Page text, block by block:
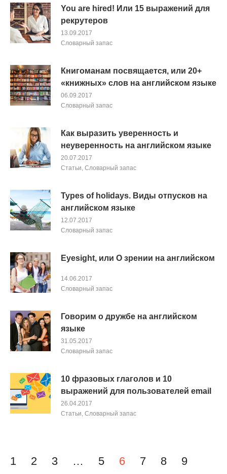
You are hired! Или 15 выражений для
рекрутеров
13.09.2017
Словарный запас
Книгоманам посвящается, или 20+
«книжных» слов на английском языке
06.09.2017
Словарный запас
Как выразить уверенность и
неуверенность на английском языке
20.07.2017
Cтатьи, Словарный запас
Types of holidays. Виды отпусков на
английском языке
12.07.2017
Словарный запас
Eyesight, или О зрении на английском
14.06.2017
Словарный запас
Говорим о дружбе на английском
языке
31.05.2017
Словарный запас
10 фразовых глаголов и 10
выражений для пользователей email
26.04.2017
Cтатьи, Словарный запас
Навигация по записям
1 2 3 … 5 6 7 8 9